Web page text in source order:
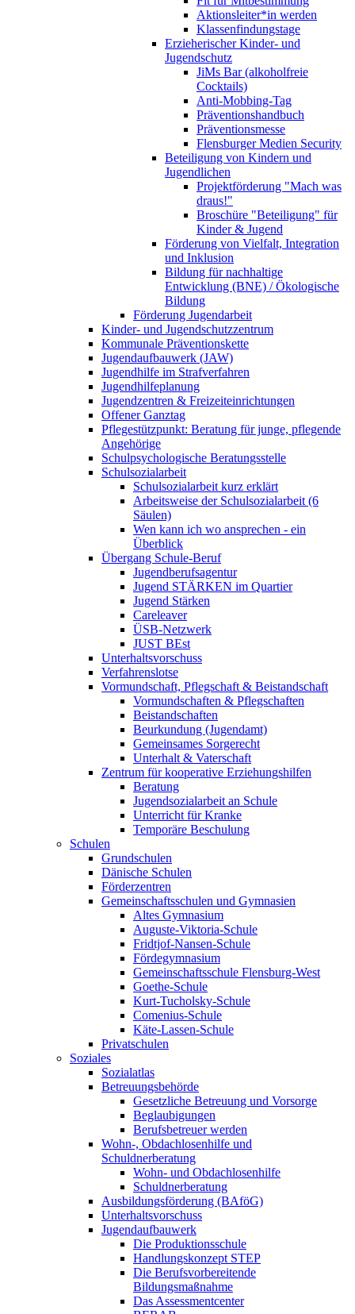
Aktionsleiter*in werden
Klassenfindungstage
Erzieherischer Kinder- und
Jugendschutz
JiMs Bar (alkoholfreie
Cocktails)
Anti-Mobbing-Tag
Präventionshandbuch
Präventionsmesse
Flensburger Medien Security
Beteiligung von Kindern und
Jugendlichen
Projektförderung "Mach was
draus!"
Broschüre "Beteiligung" für
Kinder & Jugend
Förderung von Vielfalt, Integration
und Inklusion
Bildung für nachhaltige
Entwicklung (BNE) / Ökologische
Bildung
Förderung Jugendarbeit
Kinder- und Jugendschutzzentrum
Kommunale Präventionskette
Jugendaufbauwerk (JAW)
Jugendhilfe im Strafverfahren
Jugendhilfeplanung
Jugendzentren & Freizeiteinrichtungen
Offener Ganztag
Pflegestützpunkt: Beratung für junge, pflegende
Angehörige
Schulpsychologische Beratungsstelle
Schulsozialarbeit
Schulsozialarbeit kurz erklärt
Arbeitsweise der Schulsozialarbeit (6
Säulen)
Wen kann ich wo ansprechen - ein
Überblick
Übergang Schule-Beruf
Jugendberufsagentur
Jugend STÄRKEN im Quartier
Jugend Stärken
Careleaver
ÜSB-Netzwerk
JUST BEst
Unterhaltsvorschuss
Verfahrenslotse
Vormundschaft, Pflegschaft & Beistandschaft
Vormundschaften & Pflegschaften
Beistandschaften
Beurkundung (Jugendamt)
Gemeinsames Sorgerecht
Unterhalt & Vaterschaft
Zentrum für kooperative Erziehungshilfen
Beratung
Jugendsozialarbeit an Schule
Unterricht für Kranke
Temporäre Beschulung
Schulen
Grundschulen
Dänische Schulen
Förderzentren
Gemeinschaftsschulen und Gymnasien
Altes Gymnasium
Auguste-Viktoria-Schule
Fridtjof-Nansen-Schule
Fördegymnasium
Gemeinschaftsschule Flensburg-West
Goethe-Schule
Kurt-Tucholsky-Schule
Comenius-Schule
Käte-Lassen-Schule
Privatschulen
Soziales
Sozialatlas
Betreuungsbehörde
Gesetzliche Betreuung und Vorsorge
Beglaubigungen
Berufsbetreuer werden
Wohn-, Obdachlosenhilfe und
Schuldnerberatung
Wohn- und Obdachlosenhilfe
Schuldnerberatung
Ausbildungsförderung (BAföG)
Unterhaltsvorschuss
Jugendaufbauwerk
Die Produktionsschule
Handlungskonzept STEP
Die Berufsvorbereitende
Bildungsmaßnahme
Das Assessmentcenter